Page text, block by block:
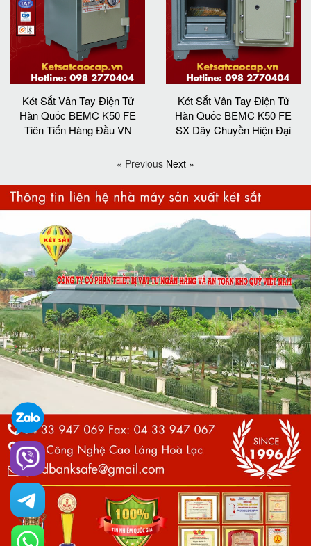
Két Sắt Vân Tay Điện Tử
Hàn Quốc BEMC K50 FE
Tiên Tiến Hàng Đầu VN
Két Sắt Vân Tay Điện Tử
Hàn Quốc BEMC K50 FE
SX Dây Chuyền Hiện Đại
« Previous Next »